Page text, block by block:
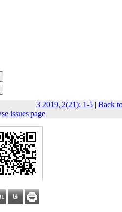
3 2019, 2(21): 1-5 | Back to
issues page